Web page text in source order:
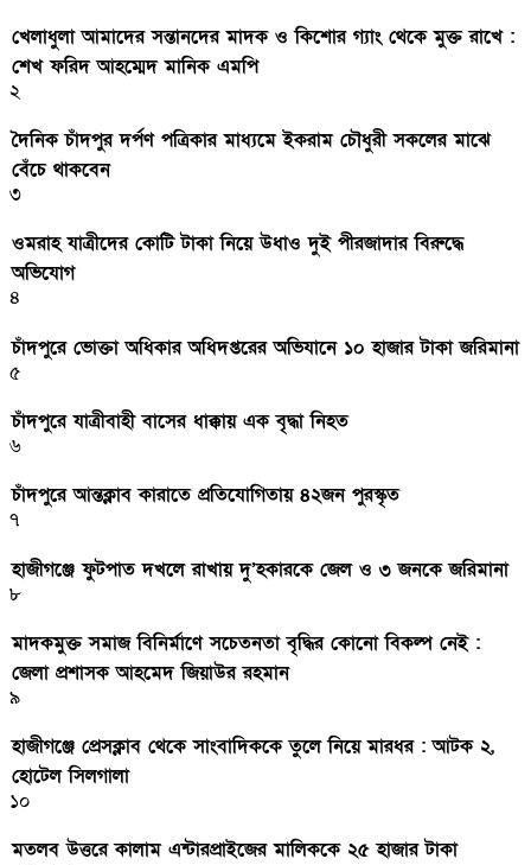
খেলাধুলা আমাদের সন্তানদের মাদক ও কিশোর গ্যাং থেকে মুক্ত রাখে :
শেখ ফরিদ আহম্মেদ মানিক এমপি
২
দৈনিক চাঁদপুর দর্পণ পত্রিকার মাধ্যমে ইকরাম চৌধুরী সকলের মাঝে
বেঁচে থাকবেন
৩
ওমরাহ যাত্রীদের কোটি টাকা নিয়ে উধাও দুই পীরজাদার বিরুদ্ধে
অভিযোগ
৪
চাঁদপুরে ভোক্তা অধিকার অধিদপ্তরের অভিযানে ১০ হাজার টাকা জরিমানা
৫
চাঁদপুরে যাত্রীবাহী বাসের ধাক্কায় এক বৃদ্ধা নিহত
৬
চাঁদপুরে আন্তক্লাব কারাতে প্রতিযোগিতায় ৪২জন পুরস্কৃত
৭
হাজীগঞ্জে ফুটপাত দখলে রাখায় দু’হকারকে জেল ও ৩ জনকে জরিমানা
৮
মাদকমুক্ত সমাজ বিনির্মাণে সচেতনতা বৃদ্ধির কোনো বিকল্প নেই :
জেলা প্রশাসক আহমেদ জিয়াউর রহমান
৯
হাজীগঞ্জে প্রেসক্লাব থেকে সাংবাদিককে তুলে নিয়ে মারধর : আটক ২,
হোটেল সিলগালা
১০
মতলব উত্তরে কালাম এন্টারপ্রাইজের মালিককে ২৫ হাজার টাকা